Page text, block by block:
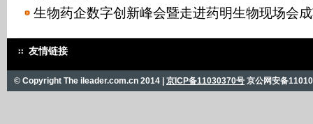
生物药企数字创新峰会暨走进药明生物现场会
友情链接
© Copyright The ileader.com.cn 2014 | 京ICP备11030370号 京公网安备